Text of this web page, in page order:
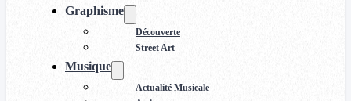
Graphisme
Découverte
Street Art
Musique
Actualité Musicale